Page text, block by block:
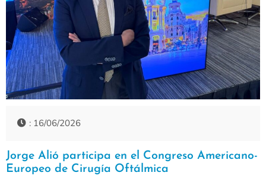
: 16/06/2026
Jorge Alió participa en el Congreso Americano-
Europeo de Cirugía Oftálmica